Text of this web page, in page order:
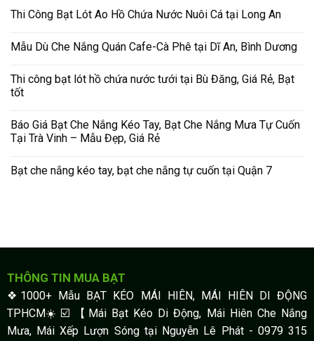
Thi Công Bạt Lót Ao Hồ Chứa Nước Nuôi Cá tại Long An
Mẫu Dù Che Nắng Quán Cafe-Cà Phê tại Dĩ An, Bình Dương
Thi công bạt lót hồ chứa nước tưới tại Bù Đăng, Giá Rẻ, Bạt
tốt
Báo Giá Bạt Che Nắng Kéo Tay, Bạt Che Nắng Mưa Tự Cuốn
Tại Trà Vinh – Mẫu Đẹp, Giá Rẻ
Bạt che nắng kéo tay, bạt che nắng tự cuốn tại Quận 7
THÔNG TIN MUA BẠT
❖1000+ Mẫu BẠT KÉO MÁI HIÊN, MÁI HIÊN DI ĐỘNG
TPHCM☀️☑️ 【Mái Bạt Kéo Di Động, Mái Hiên Che Nắng
Mưa, Mái Xếp Lượn Sóng tại Nguyễn Lê Phát - 0979 315